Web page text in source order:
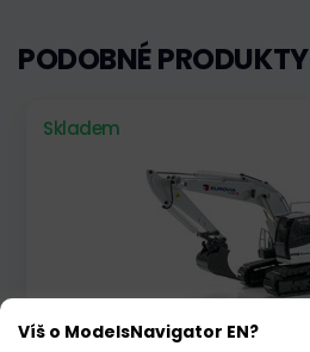
PODOBNÉ PRODUKTY
Skladem
Víš o ModelsNavigator EN?